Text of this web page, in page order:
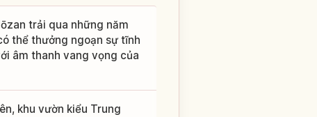
trải qua những năm
thể thưởng ngoạn sự tĩnh
âm thanh vang vọng của
khu vườn kiểu Trung